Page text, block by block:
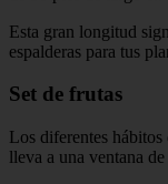
Esta gran longitud
espalderas para tus
Set de frutas
Los diferentes
lleva a una ventana